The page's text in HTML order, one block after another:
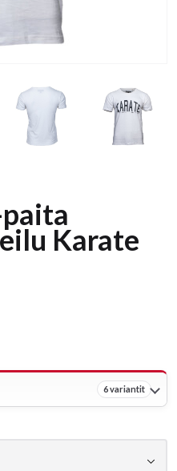
Karate
6 variantit